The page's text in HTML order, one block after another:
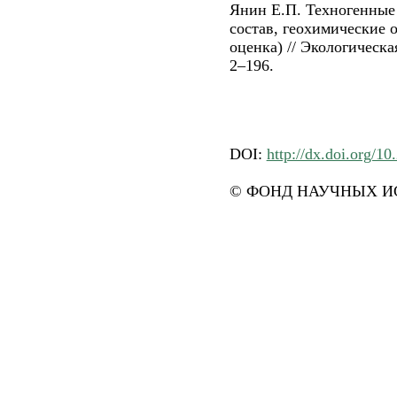
Янин Е.П.
состав, геохимические
оценка) //
2–196.
DOI: http://dx.doi.org/
© ФОНД НАУЧНЫХ